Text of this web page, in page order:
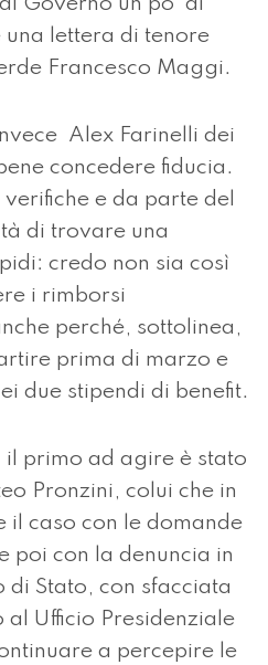
Governo un po’ di
lettera di tenore
Francesco Maggi.
Alex Farinelli dei
concedere fiducia.
e da parte del
di trovare una
credo non sia così
i rimborsi
perché, sottolinea,
prima di marzo e
due stipendi di benefit.
primo ad agire è stato
Pronzini, colui che in
il caso con le domande
poi con la denuncia in
di Stato, con sfacciata
Ufficio Presidenziale
a percepire le